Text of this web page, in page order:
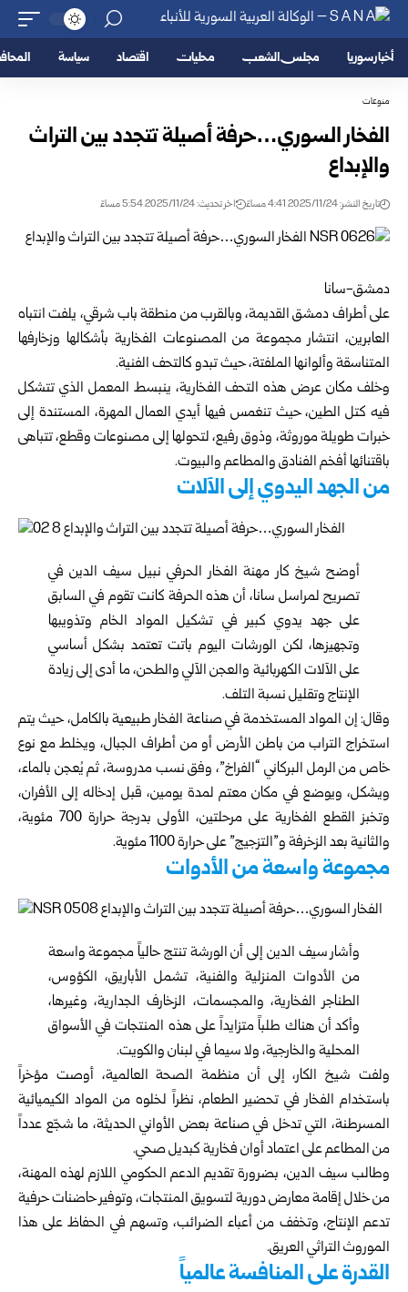
أخبار سوريا مجلس الشعب محليات اقتصاد سياسة
منوعات
الفخار السوري…حرفة أصيلة تتجدد بين التراث
والإبداع
تاريخ النشر: 2025/11/24 4:41 مساءً اخر تحديث: 2025/11/24 5:54 مساءً
دمشق-سانا
على أطراف دمشق القديمة، وبالقرب من منطقة باب شرقي، يلفت انتباه
العابرين، انتشار مجموعة من المصنوعات الفخارية بأشكالها وزخارفها
المتناسقة وألوانها الملفتة، حيث تبدو كالتحف الفنية.
وخلف مكان عرض هذه التحف الفخارية، ينبسط المعمل الذي تتشكل
فيه كتل الطين، حيث تنغمس فيها أيدي العمال المهرة، المستندة إلى
خبرات طويلة موروثة، وذوق رفيع، لتحولها إلى مصنوعات وقطع، تتباهى
باقتنائها أفخم الفنادق والمطاعم والبيوت.
من الجهد اليدوي إلى الآلات
أوضح شيخ كار مهنة الفخار الحرفي نبيل سيف الدين في
تصريح لمراسل سانا، أن هذه الحرفة كانت تقوم في السابق
على جهد يدوي كبير في تشكيل المواد الخام وتذويبها
وتجهيزها، لكن الورشات اليوم باتت تعتمد بشكل أساسي
على الآلات الكهربائية والعجن الآلي والطحن، ما أدى إلى زيادة
الإنتاج وتقليل نسبة التلف.
وقال: إن المواد المستخدمة في صناعة الفخار طبيعية بالكامل، حيث يتم
استخراج التراب من باطن الأرض أو من أطراف الجبال، ويخلط مع نوع
خاص من الرمل البركاني “الفراخ”، وفق نسب مدروسة، ثم يُعجن بالماء،
ويشكل، ويوضع في مكان معتم لمدة يومين، قبل إدخاله إلى الأفران،
وتخبز القطع الفخارية على مرحلتين، الأولى بدرجة حرارة 700 مئوية،
والثانية بعد الزخرفة و”التزجيج” على حرارة 1100 مئوية.
مجموعة واسعة من الأدوات
وأشار سيف الدين إلى أن الورشة تنتج حالياً مجموعة واسعة
من الأدوات المنزلية والفنية، تشمل الأباريق، الكؤوس،
الطناجر الفخارية، والمجسمات، الزخارف الجدارية، وغيرها،
وأكد أن هناك طلباً متزايداً على هذه المنتجات في الأسواق
المحلية والخارجية، ولا سيما في لبنان والكويت.
ولفت شيخ الكار، إلى أن منظمة الصحة العالمية، أوصت مؤخراً
باستخدام الفخار في تحضير الطعام، نظراً لخلوه من المواد الكيميائية
المسرطنة، التي تدخل في صناعة بعض الأواني الحديثة، ما شجّع عدداً
من المطاعم على اعتماد أوان فخارية كبديل صحي.
وطالب سيف الدين، بضرورة تقديم الدعم الحكومي اللازم لهذه المهنة،
من خلال إقامة معارض دورية لتسويق المنتجات، وتوفير حاضنات حرفية
تدعم الإنتاج، وتخفف من أعباء الضرائب، وتسهم في الحفاظ على هذا
الموروث التراثي العريق.
القدرة على المنافسة عالمياً